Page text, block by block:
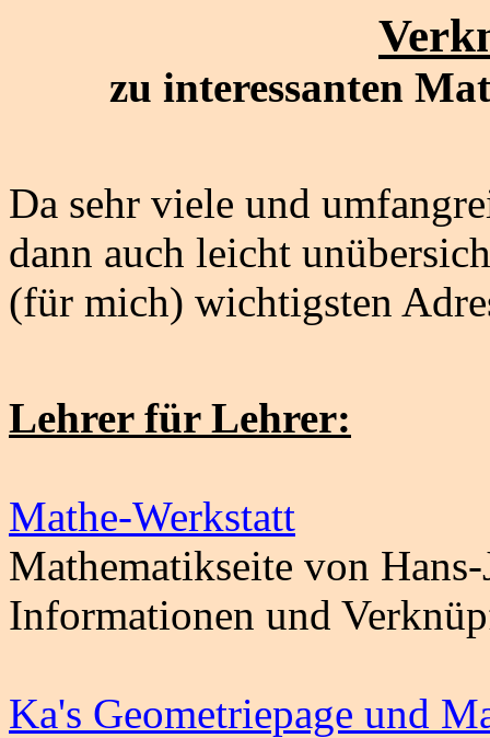
zu interessanten
Da sehr viele und
dann auch leicht
(für mich) wichtigsten
Lehrer für Lehrer:
Mathe-Werkstatt
Mathematikseite von
Informationen und
Ka's Geometriepage und